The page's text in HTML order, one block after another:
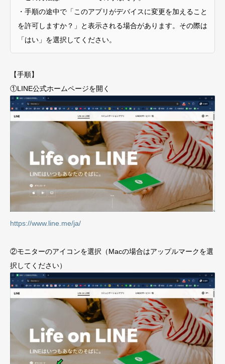
・手順の途中で「このアプリがデバイスに変更を加えること
を許可しますか？」と表示される場合があります。その際は
「はい」を選択してください。
【手順】
①LINE公式ホームページを開く
https://www.line.me/ja/
②モニターのアイコンを選択（Macの場合はアップルマークを選
択してください）